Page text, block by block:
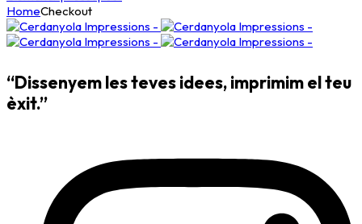
HomeCheckout
“Dissenyem les teves idees, imprimim el teu
èxit.”